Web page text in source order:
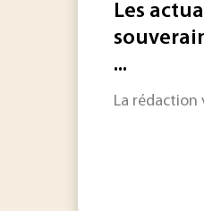
Les
...
La rédaction